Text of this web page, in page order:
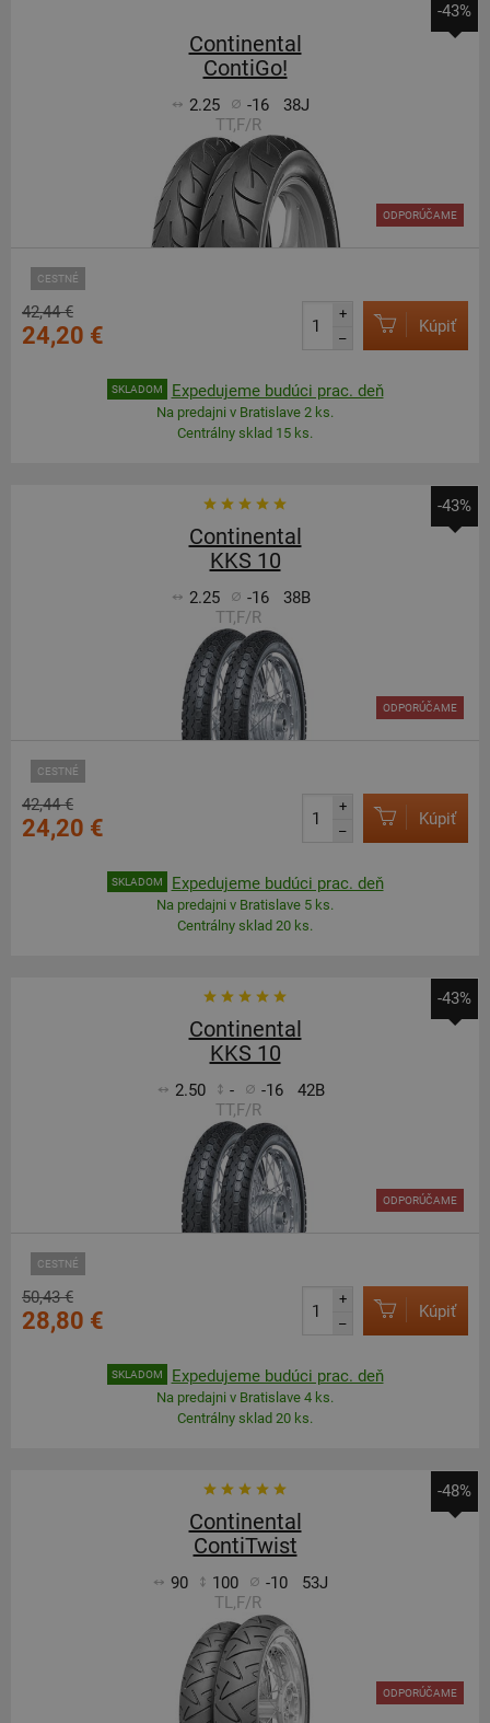
-43%
Continental
ContiGo!
2.25 -16
38J
TT,F/R
CESTNÉ
ODPORÚČAME
42,44 €
24,20 €
+
–
Kúpiť
SKLADOM Expedujeme budúci prac. deň
Na predajni v Bratislave 2 ks.
Centrálny sklad 15 ks.
-43%
Continental
KKS 10
2.25 -16
38B
TT,F/R
CESTNÉ
ODPORÚČAME
42,44 €
24,20 €
+
–
Kúpiť
SKLADOM Expedujeme budúci prac. deň
Na predajni v Bratislave 5 ks.
Centrálny sklad 20 ks.
-43%
Continental
KKS 10
2.50 - -16
42B
TT,F/R
CESTNÉ
ODPORÚČAME
50,43 €
28,80 €
+
–
Kúpiť
SKLADOM Expedujeme budúci prac. deň
Na predajni v Bratislave 4 ks.
Centrálny sklad 20 ks.
-48%
Continental
ContiTwist
90 100 -10
53J
TL,F/R
ODPORÚČAME